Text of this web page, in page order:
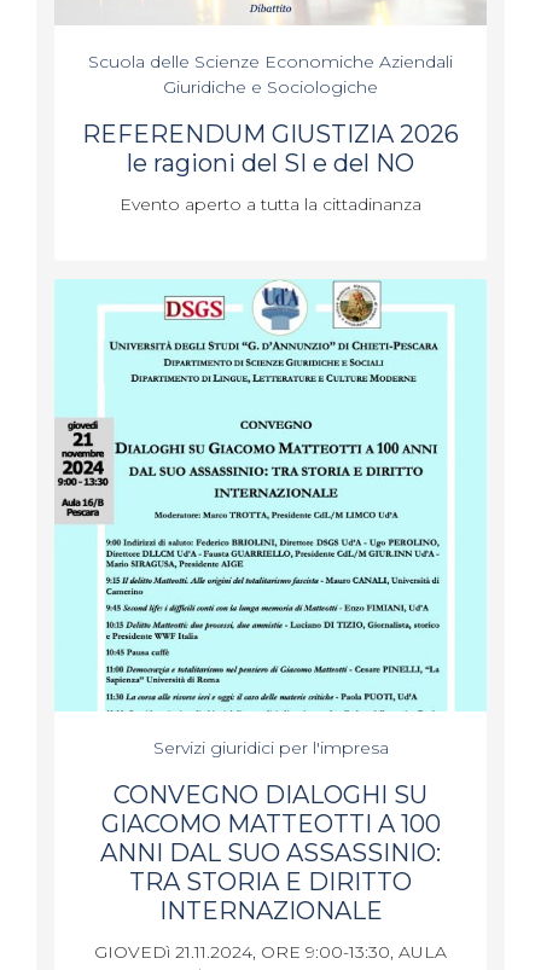
Scuola delle Scienze Economiche Aziendali
Giuridiche e Sociologiche
REFERENDUM GIUSTIZIA 2026
le ragioni del SI e del NO
Evento aperto a tutta la cittadinanza
Servizi giuridici per l'impresa
CONVEGNO DIALOGHI SU
GIACOMO MATTEOTTI A 100
ANNI DAL SUO ASSASSINIO:
TRA STORIA E DIRITTO
INTERNAZIONALE
GIOVEDì 21.11.2024, ORE 9:00-13:30, AULA